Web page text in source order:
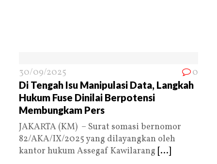
30/09/2025 0
Di Tengah Isu Manipulasi Data, Langkah
Hukum Fuse Dinilai Berpotensi
Membungkam Pers
JAKARTA (KM) – Surat somasi bernomor
82/AKA/IX/2025 yang dilayangkan oleh
kantor hukum Assegaf Kawilarang [...]